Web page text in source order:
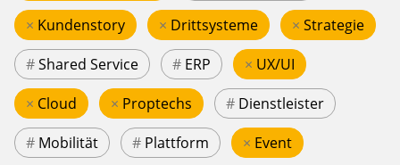
× Kundenstory × Drittsysteme × Strategie
#Shared Service # ERP × UX/UI
× Cloud × Proptechs # Dienstleister
# Mobilität # Plattform × Event